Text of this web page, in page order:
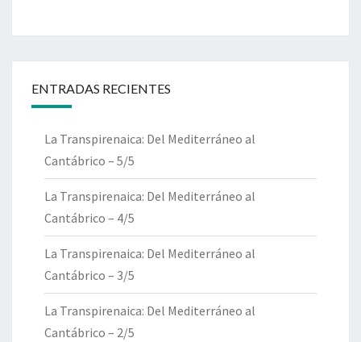
ENTRADAS RECIENTES
La Transpirenaica: Del Mediterráneo al
Cantábrico – 5/5
La Transpirenaica: Del Mediterráneo al
Cantábrico – 4/5
La Transpirenaica: Del Mediterráneo al
Cantábrico – 3/5
La Transpirenaica: Del Mediterráneo al
Cantábrico – 2/5